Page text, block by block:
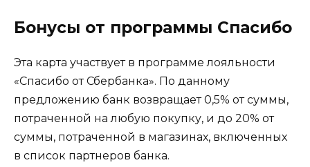
Бонусы от программы Спасибо
Эта карта участвует в программе лояльности
«Спасибо от Сбербанка». По данному
предложению банк возвращает 0,5% от суммы,
потраченной на любую покупку, и до 20% от
суммы, потраченной в магазинах, включенных
в список партнеров банка.